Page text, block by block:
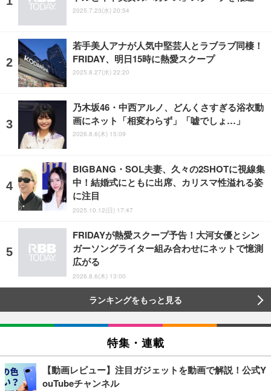
2025.7.23(水) 20:54
若手美人アナが人気中堅芸人とラブラブ同棲！
FRIDAY、明日15時に熱愛スクープ
2025.8.27(水) 22:20
乃木坂46・中西アルノ、どんくさすぎる浴衣動
画にネット「相変わらず」「嘘でしょ…」
2026.8.6(木) 15:09
BIGBANG・SOL夫妻、久々の2SHOTに視線集
中！結婚式にともに出席、カリスマ性溢れる姿
に注目
2025.10.12(日) 17:47
FRIDAYが熱愛スクープ予告！大河女優とシン
ガーソングライター組み合わせにネットで憶測
広がる
2026.8.6(木) 13:00
ランキングをもっと見る
特集・連載
【動画レビュー】注目ガジェットを動画で解説！公式Y
ouTubeチャンネル